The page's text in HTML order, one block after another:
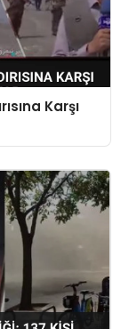
Karşı